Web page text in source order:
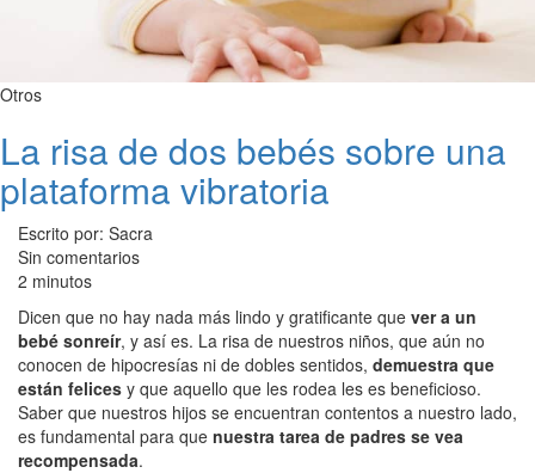
Otros
La risa de dos bebés sobre una
plataforma vibratoria
Escrito por: Sacra
Sin comentarios
2 minutos
Dicen que no hay nada más lindo y gratificante que ver a un
bebé sonreír, y así es. La risa de nuestros niños, que aún no
conocen de hipocresías ni de dobles sentidos, demuestra que
están felices y que aquello que les rodea les es beneficioso.
Saber que nuestros hijos se encuentran contentos a nuestro lado,
es fundamental para que nuestra tarea de padres se vea
recompensada.